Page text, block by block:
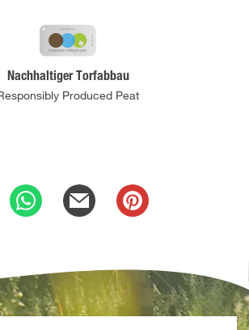
Nachhaltiger Torfabbau
Produced Peat